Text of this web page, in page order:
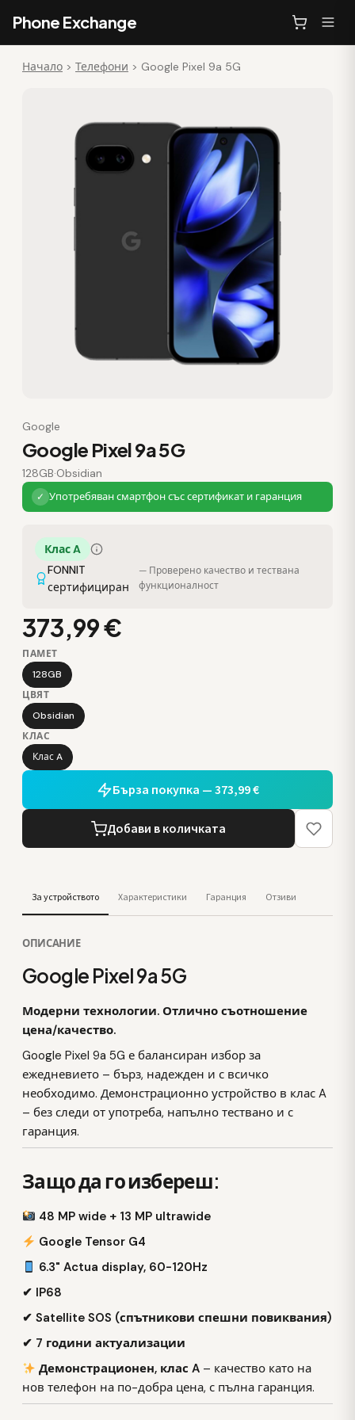
Phone Exchange
Начало > Телефони > Google Pixel 9a 5G
Google
Google Pixel 9a 5G
128GB·Obsidian
✓ Употребяван смартфон със сертификат и гаранция
Клас A
FONNIT
сертифициран
— Проверено качество и тествана
функционалност
373,99 €
ПАМЕТ
128GB
ЦВЯТ
Obsidian
КЛАС
Клас A
Бърза покупка — 373,99 €
Добави в количката
За устройството Характеристики Гаранция Отзиви
ОПИСАНИЕ
Google Pixel 9a 5G
Модерни технологии. Отлично съотношение
цена/качество.
Google Pixel 9a 5G е балансиран избор за
ежедневието – бърз, надежден и с всичко
необходимо. Демонстрационно устройство в клас A
– без следи от употреба, напълно тествано и с
гаранция.
Защо да го избереш:
48 MP wide + 13 MP ultrawide
Google Tensor G4
6.3" Actua display, 60-120Hz
✔ IP68
✔ Satellite SOS (спътникови спешни повиквания)
✔ 7 години актуализации
Демонстрационен, клас A – качество като на
нов телефон на по-добра цена, с пълна гаранция.